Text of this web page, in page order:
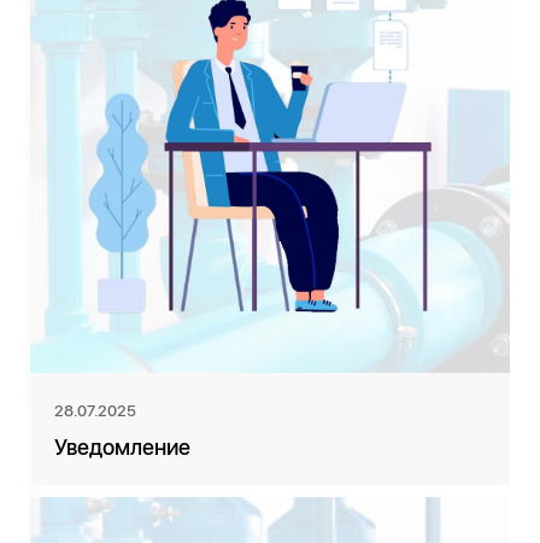
28.07.2025
Уведомление